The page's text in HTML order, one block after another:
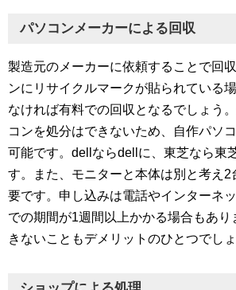
パソコンメーカーによる回収
製造元のメーカーに依頼することで回
ンにリサイクルマークが貼られている
なければ有料での回収となるでしょう
コンを処分はできないため、自作パソ
可能です。dellならdellに、東芝なら東
す。また、モニターと本体は別と考え2
要です。申し込みは電話やインターネ
での期間が1週間以上かかる場合もあ
きないこともデメリットのひとつでしょ